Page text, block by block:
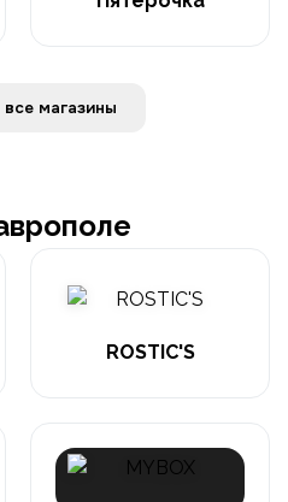
Показать все магазины
ROSTIC'S